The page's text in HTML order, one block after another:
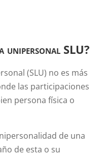
unipersonal SLU?
(SLU) no es más
las participaciones
persona física o
de una
de esta o su